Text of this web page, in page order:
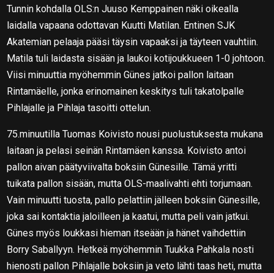
Tunnin kohdalla OLS:n Juuso Kemppainen näki oikealla
laidalla vapaana odottavan Kuutti Matilan. Entinen SJK
Akatemian pelaaja pääsi täysin vapaaksi ja täyteen vauhtiin.
Matila tuli laidasta sisään ja laukoi kotijoukkueen 1-0 johtoon.
Viisi minuuttia myöhemmin Günes jatkoi pallon laitaan
Rintamäelle, jonka erinomainen keskitys tuli takatolpalle
Pihlajalle ja Pihlaja tasoitti ottelun.
75.minuutilla Tuomas Koivisto nousi puolustuksesta mukana
laitaan ja pelasi seinän Rintamäen kanssa. Koivisto antoi
pallon aivan päätyviivalta boksiin Günesille. Tämä yritti
tuikata pallon sisään, mutta OLS-maalivahti ehti torjumaan.
Vain minuutti tuosta, pallo pelattiin jälleen boksiin Günesille,
joka sai kontaktia jaloilleen ja kaatui, mutta peli vain jatkui.
Günes myös loukkasi hieman itseään ja hänet vaihdettiin
Borry Saballyyn. Hetkeä myöhemmin Tuukka Pahkala nosti
hienosti pallon Pihlajalle boksiin ja veto lähti taas heti, mutta